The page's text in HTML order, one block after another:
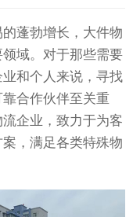
蓬勃增长，大件物
域。对于那些需要
和个人来说，寻找
合作伙伴至关重
企业，致力于为客
，满足各类特殊物